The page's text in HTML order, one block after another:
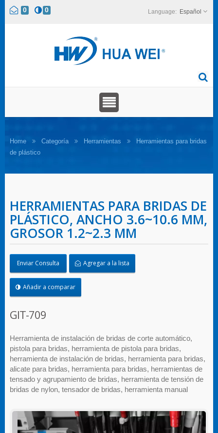
0 0 Español
Home Categoría Herramientas
Herramientas para bridas
de plástico
HERRAMIENTAS PARA BRIDAS DE
PLÁSTICO, ANCHO 3.6~10.6 MM,
GROSOR 1.2~2.3 MM
Enviar Consulta Agregar a la lista
Añadir a comparar
GIT-709
Herramienta de instalación de bridas de corte automático,
pistola para bridas, herramienta de pistola para bridas,
herramienta de instalación de bridas, herramienta para bridas,
alicate para bridas, herramienta para bridas, herramientas de
tensado y agrupamiento de bridas, herramienta de tensión de
bridas de nylon, tensador de bridas, herramienta manual